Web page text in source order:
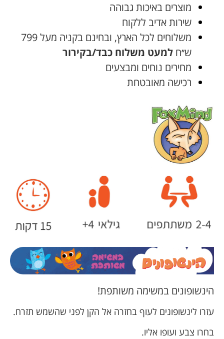
מוצרים באיכות גבוהה
שירות אדיב ללקוח
משלוחים לכל הארץ, ובחינם בקניה מעל 799
ש׳׳ח למעט משלוח כבד/בקירור
מחירים נוחים ומבצעים
רכישה מאובטחת
הינשופונים במשימה משותפת!
עזרו לינשופונים לעוף בחזרה אל הקן לפני שהשמש תזרח.
בחרו צבע ועופו אליו.